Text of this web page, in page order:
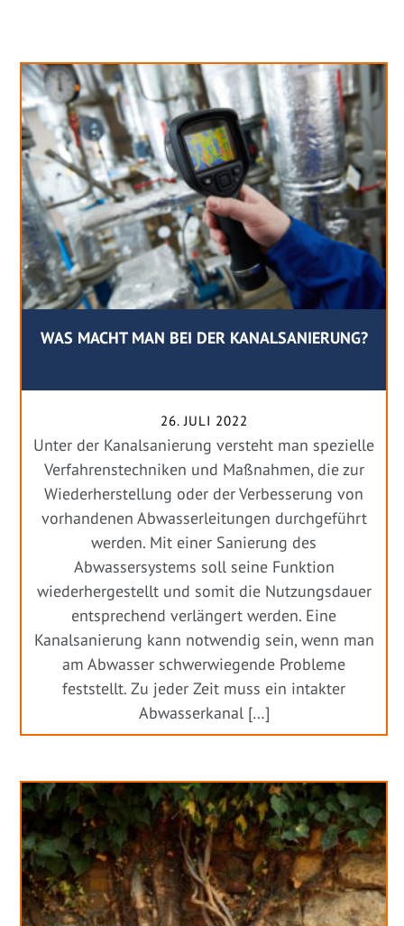
WAS MACHT MAN BEI DER KANALSANIERUNG?
26. JULI 2022
Unter der Kanalsanierung versteht man spezielle
Verfahrenstechniken und Maßnahmen, die zur
Wiederherstellung oder der Verbesserung von
vorhandenen Abwasserleitungen durchgeführt
werden. Mit einer Sanierung des
Abwassersystems soll seine Funktion
wiederhergestellt und somit die Nutzungsdauer
entsprechend verlängert werden. Eine
Kanalsanierung kann notwendig sein, wenn man
am Abwasser schwerwiegende Probleme
feststellt. Zu jeder Zeit muss ein intakter
Abwasserkanal […]